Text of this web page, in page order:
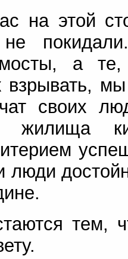
на этой
а
взрывать,
своих
жилища
люди
тем,